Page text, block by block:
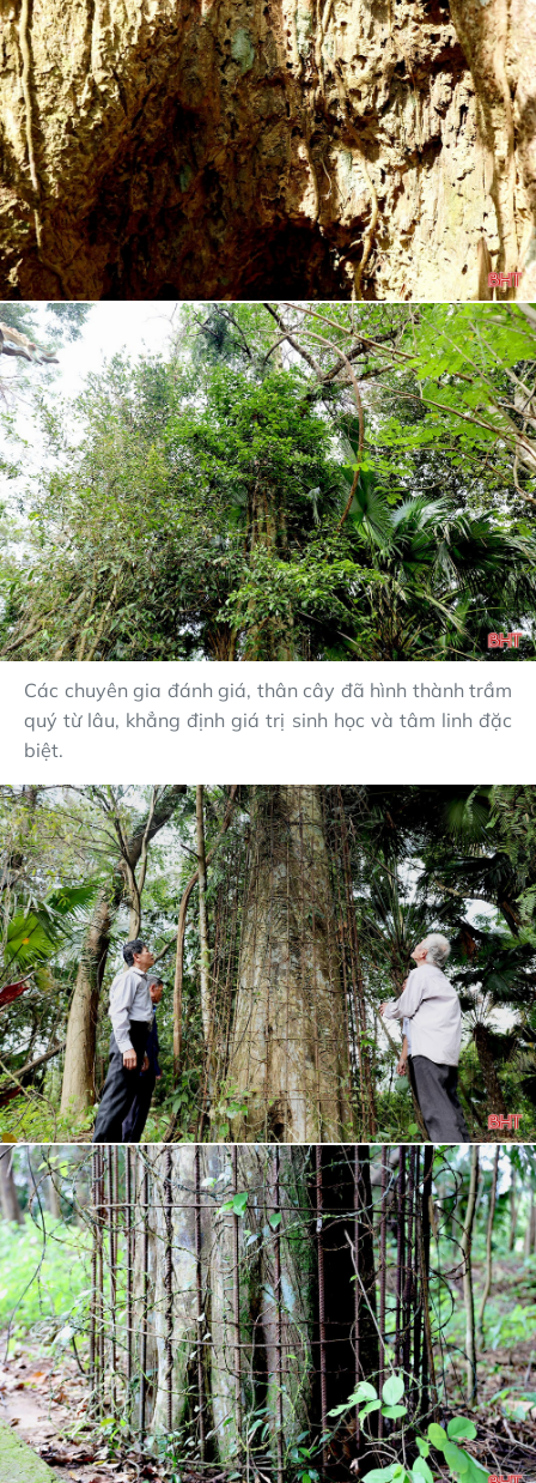
Các chuyên gia đánh giá, thân cây đã hình thành trầm
quý từ lâu, khẳng định giá trị sinh học và tâm linh đặc
biệt.